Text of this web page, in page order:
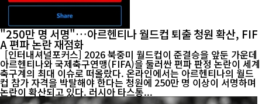
"250만 명 서명"…아르헨티나 월드컵 퇴출 청원 확산, FIF
A 편파 논란 재점화
[인터내셔널포커스] 2026 북중미 월드컵이 준결승을 앞둔 가운데
아르헨티나와 국제축구연맹(FIFA)을 둘러싼 편파 판정 논란이 세계
축구계의 최대 이슈로 떠올랐다. 온라인에서는 아르헨티나의 월드
컵 참가 자격을 박탈해야 한다는 청원에 250만 명 이상이 서명하며
논란이 확산되고 있다. 러시아 타스통...